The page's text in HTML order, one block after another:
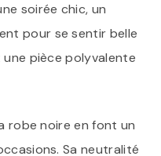
soirée chic, un
pour se sentir belle
pièce polyvalente
robe noire en font un
Sa neutralité